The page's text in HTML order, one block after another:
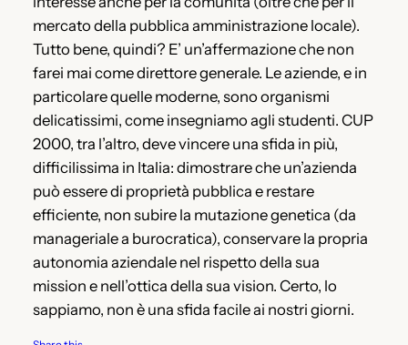
mercato della pubblica amministrazione locale).
Tutto bene, quindi? E’ un’affermazione che non
farei mai come direttore generale. Le aziende, e in
particolare quelle moderne, sono organismi
delicatissimi, come insegniamo agli studenti. CUP
2000, tra l’altro, deve vincere una sfida in più,
difficilissima in Italia: dimostrare che un’azienda
può essere di proprietà pubblica e restare
efficiente, non subire la mutazione genetica (da
manageriale a burocratica), conservare la propria
autonomia aziendale nel rispetto della sua
mission e nell’ottica della sua vision. Certo, lo
sappiamo, non è una sfida facile ai nostri giorni.